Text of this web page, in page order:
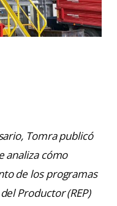
Tomra publicó
analiza cómo
de los programas
Productor (REP)